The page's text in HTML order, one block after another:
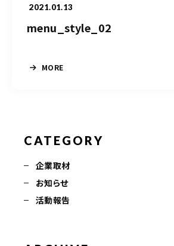
2021.01.13
menu_style_02
MORE
CATEGORY
企業取材
お知らせ
活動報告